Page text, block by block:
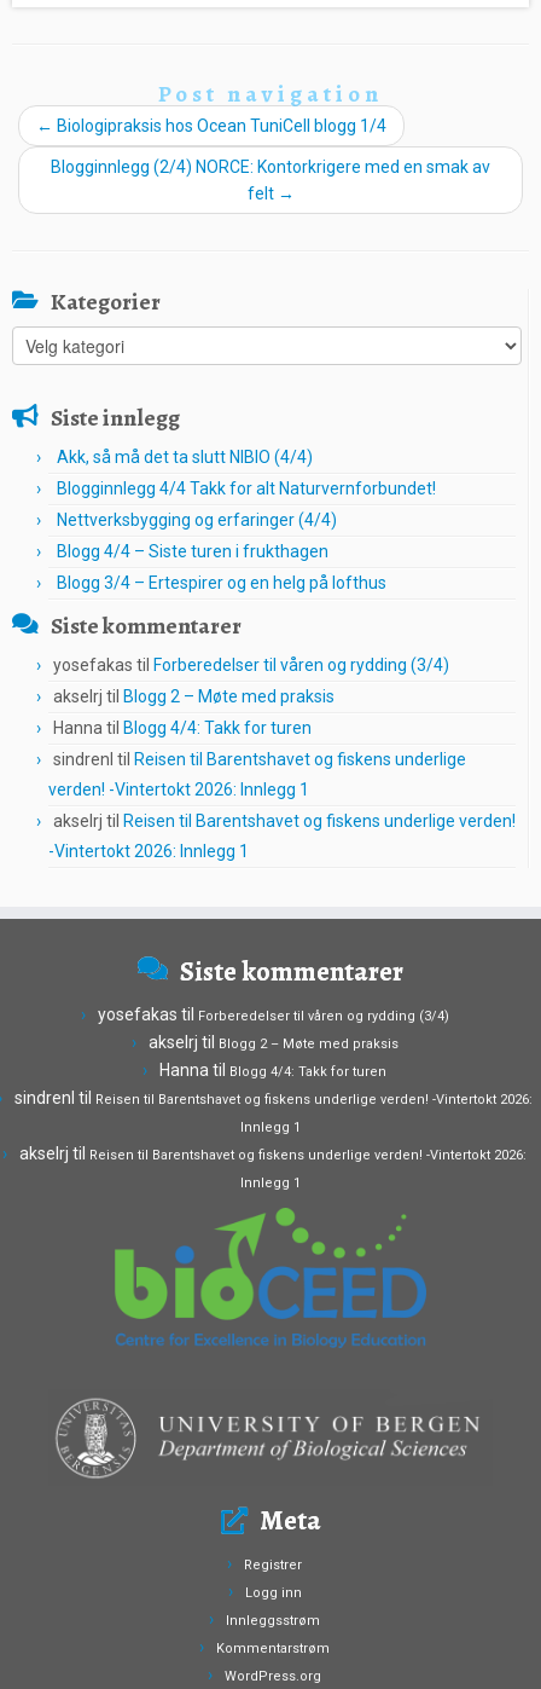
Post navigation
← Biologipraksis hos Ocean TuniCell blogg 1/4
Blogginnlegg (2/4) NORCE: Kontorkrigere med en smak av
felt →
Kategorier
Kategorier
Siste innlegg
Akk, så må det ta slutt NIBIO (4/4)
Blogginnlegg 4/4 Takk for alt Naturvernforbundet!
Nettverksbygging og erfaringer (4/4)
Blogg 4/4 – Siste turen i frukthagen
Blogg 3/4 – Ertespirer og en helg på lofthus
Siste kommentarer
yosefakas til Forberedelser til våren og rydding (3/4)
akselrj til Blogg 2 – Møte med praksis
Hanna til Blogg 4/4: Takk for turen
sindrenl til Reisen til Barentshavet og fiskens underlige
verden! -Vintertokt 2026: Innlegg 1
akselrj til Reisen til Barentshavet og fiskens underlige verden!
-Vintertokt 2026: Innlegg 1
Siste kommentarer
yosefakas til Forberedelser til våren og rydding (3/4)
akselrj til Blogg 2 – Møte med praksis
Hanna til Blogg 4/4: Takk for turen
sindrenl til Reisen til Barentshavet og fiskens underlige verden! -Vintertokt 2026:
Innlegg 1
akselrj til Reisen til Barentshavet og fiskens underlige verden! -Vintertokt 2026:
Innlegg 1
Meta
Registrer
Logg inn
Innleggsstrøm
Kommentarstrøm
WordPress.org